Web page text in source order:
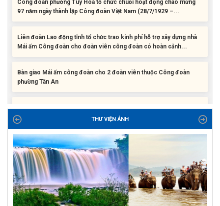
Liên đoàn Lao động tỉnh tổ chức trao kinh phí hỗ trợ xây dựng nhà
Bàn giao Mái ấm công đoàn cho 2 đoàn viên thuộc Công đoàn
Liên đoàn Lao động tỉnh trao tặng 100 bộ bút chấm đọc tiếng Anh
BINH VÀ NGƯỜI CÓ CÔNG VỚI CÁCH MẠNG!
Công đoàn phường Tuy Hòa tổ chức chuỗi hoạt động chào mừng
97 năm ngày thành lập Công đoàn Việt Nam (28/7/1929 –...
THƯ VIỆN ẢNH